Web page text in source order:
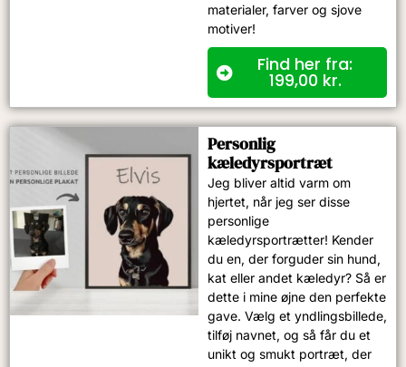
materialer, farver og sjove
motiver!
Find her fra:
199,00 kr.
Personlig
kæledyrsportræt
Jeg bliver altid varm om
hjertet, når jeg ser disse
personlige
kæledyrsportrætter! Kender
du en, der forguder sin hund,
kat eller andet kæledyr? Så er
dette i mine øjne den perfekte
gave. Vælg et yndlingsbillede,
tilføj navnet, og så får du et
unikt og smukt portræt, der